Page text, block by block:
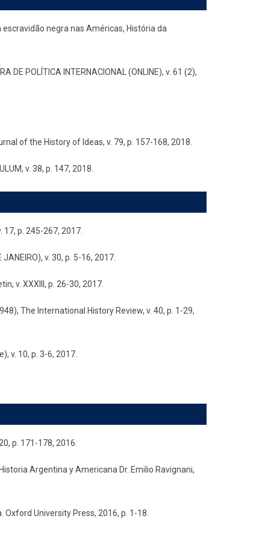
negra nas Américas, História da
POLÍTICA INTERNACIONAL (ONLINE), v. 61 (2),
of the History of Ideas, v. 79, p. 157-168, 2018.
v. 38, p. 147, 2018.
p. 245-267, 2017.
v. 30, p. 5-16, 2017.
v. XXXIII, p. 26-30, 2017.
The International History Review, v. 40, p. 1-29,
v. 10, p. 3-6, 2017.
p. 171-178, 2016.
Argentina y Americana Dr. Emilio Ravignani,
University Press, 2016, p. 1-18.